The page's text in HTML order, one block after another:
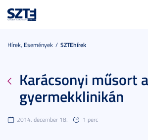
Hírek, Események SZTEhírek
Karácsonyi műsort
gyermekklinikán
2014. december 18. 1 perc